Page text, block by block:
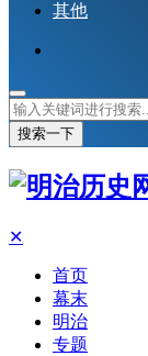
其他
搜索一下
✕
首页
幕末
明治
专题